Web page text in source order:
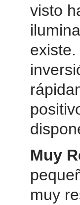
visto
Muy
muy